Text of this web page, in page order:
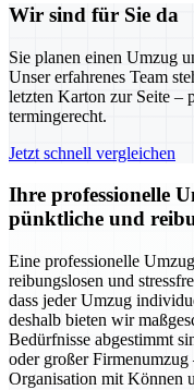
Wir sind für Sie da
Sie planen einen Umzug
Unser erfahrenes Team
letzten Karton zur Seite –
termingerecht.
Jetzt schnell vergleichen
Ihre professionelle
pünktliche und
Eine professionelle
reibungslosen und
dass jeder Umzug
deshalb bieten wir
Bedürfnisse abgestimmt
oder großer
Organisation mit Können